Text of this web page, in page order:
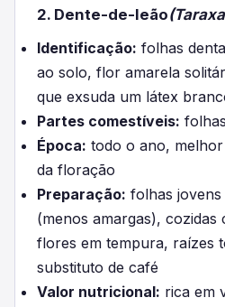
2. Dente-de-leão
Identificação: folhas
ao solo, flor amarela
que exsuda um látex
Partes comestíveis:
Época: todo o ano,
da floração
Preparação: folhas
(menos amargas), cozidas
flores em tempura, raízes
substituto de café
Valor nutricional: rica em